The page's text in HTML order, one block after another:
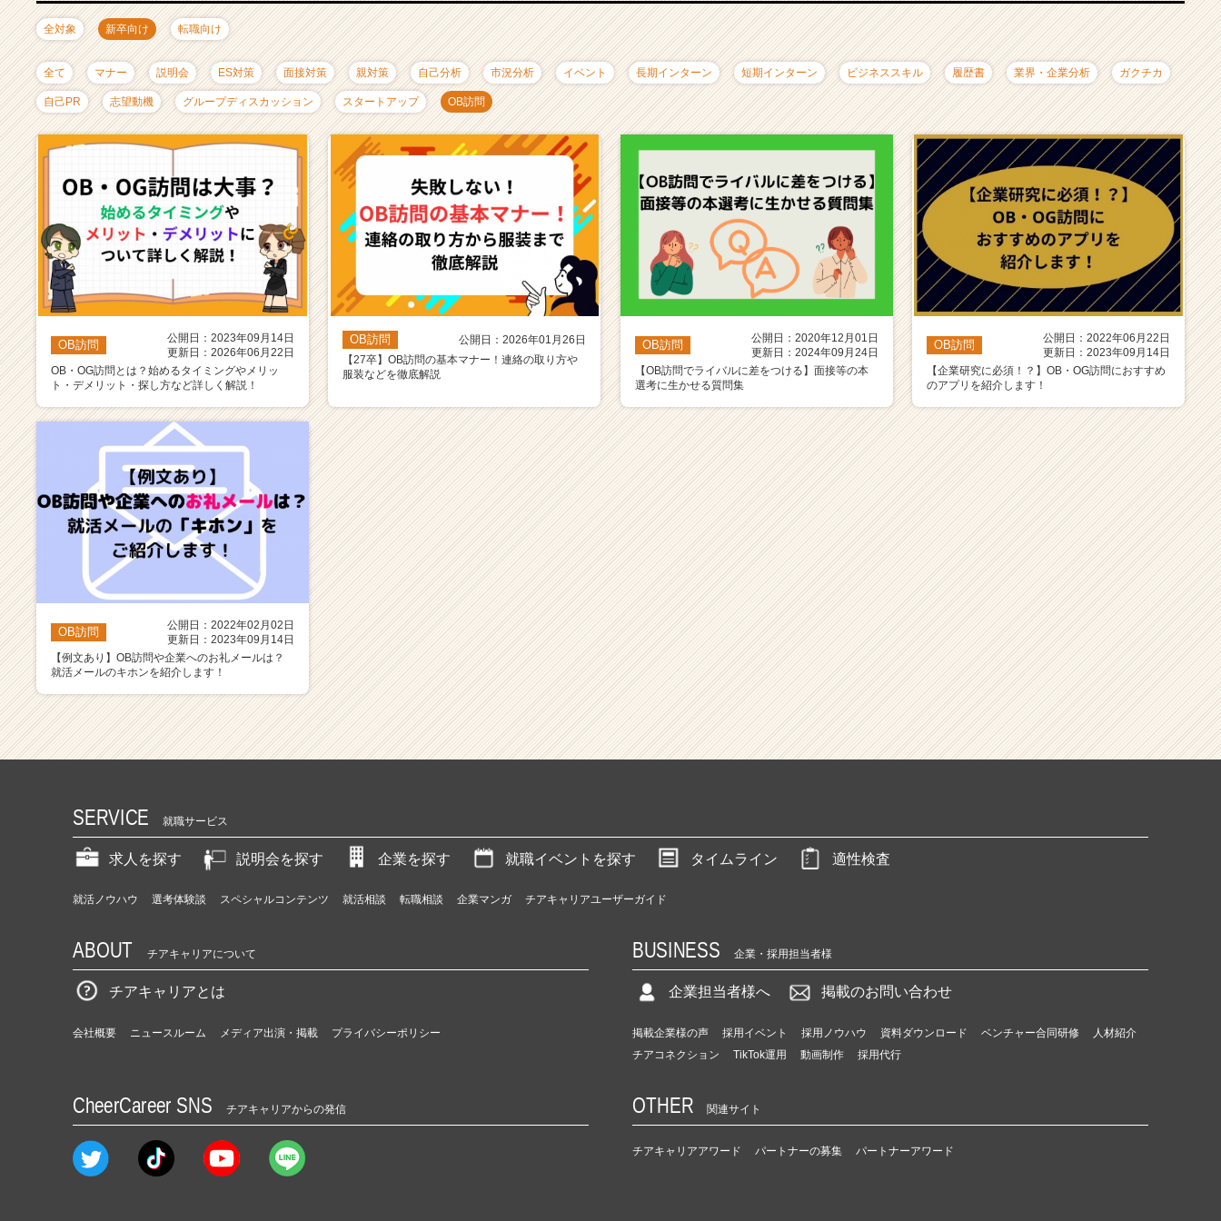
ャ
リ
ア
（C
h
e
e
r
a
r
e
e
r）
全対象 新卒向け 転職向け
全て マナー 説明会 ES対策 面接対策 親対策 自己分析 市況分析 イベント 長期インターン 短期インターン ビジネススキル 履歴書 業界・企業分析 ガクチカ
自己PR 志望動機 グループディスカッション スタートアップ OB訪問
OB訪問
公開日：2023年09月14日
更新日：2026年06月22日
OB・OG訪問とは？始めるタイミングやメリッ
ト・デメリット・探し方など詳しく解説！
OB訪問
公開日：2026年01月26日
【27卒】OB訪問の基本マナー！連絡の取り方や
服装などを徹底解説
OB訪問
公開日：2020年12月01日
更新日：2024年09月24日
【OB訪問でライバルに差をつける】面接等の本
選考に生かせる質問集
OB訪問
公開日：2022年06月22日
更新日：2023年09月14日
【企業研究に必須！？】OB・OG訪問におすすめ
のアプリを紹介します！
OB訪問
公開日：2022年02月02日
更新日：2023年09月14日
【例文あり】OB訪問や企業へのお礼メールは？
就活メールのキホンを紹介します！
SERVICE 就職サービス
求人を探す 説明会を探す 企業を探す 就職イベントを探す タイムライン 適性検査
就活ノウハウ 選考体験談 スペシャルコンテンツ 就活相談 転職相談 企業マンガ チアキャリアユーザーガイド
ABOUT チアキャリアについて
チアキャリアとは
会社概要 ニュースルーム メディア出演・掲載 プライバシーポリシー
BUSINESS 企業・採用担当者様
企業担当者様へ 掲載のお問い合わせ
掲載企業様の声 採用イベント 採用ノウハウ 資料ダウンロード ベンチャー合同研修
人材紹介
チアコネクション
TikTok運用 動画制作 採用代行
CheerCareer SNS チアキャリアからの発信 OTHER 関連サイト
チアキャリアアワード パートナーの募集 パートナーアワード